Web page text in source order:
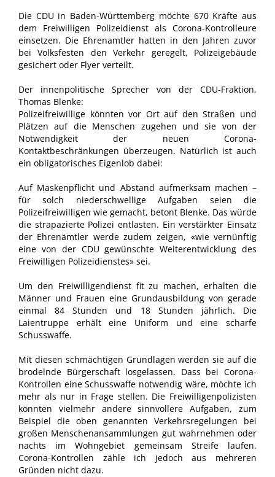
Die CDU in Baden-Württemberg möchte 670 Kräfte aus
dem Freiwilligen Polizeidienst als Corona-Kontrolleure
einsetzen. Die Ehrenamtler hatten in den Jahren zuvor
bei Volksfesten den Verkehr geregelt, Polizeigebäude
gesichert oder Flyer verteilt.
Der innenpolitische Sprecher von der CDU-Fraktion,
Thomas Blenke:
Polizeifreiwillige könnten vor Ort auf den Straßen und
Plätzen auf die Menschen zugehen und sie von der
Notwendigkeit der neuen Corona-
Kontaktbeschränkungen überzeugen. Natürlich ist auch
ein obligatorisches Eigenlob dabei:
Auf Maskenpflicht und Abstand aufmerksam machen –
für solch niederschwellige Aufgaben seien die
Polizeifreiwilligen wie gemacht, betont Blenke. Das würde
die strapazierte Polizei entlasten. Ein verstärkter Einsatz
der Ehrenämtler werde zudem zeigen, «wie vernünftig
eine von der CDU gewünschte Weiterentwicklung des
Freiwilligen Polizeidienstes» sei.
Um den Freiwilligendienst fit zu machen, erhalten die
Männer und Frauen eine Grundausbildung von gerade
einmal 84 Stunden und 18 Stunden jährlich. Die
Laientruppe erhält eine Uniform und eine scharfe
Schusswaffe.
Mit diesen schmächtigen Grundlagen werden sie auf die
brodelnde Bürgerschaft losgelassen. Dass bei Corona-
Kontrollen eine Schusswaffe notwendig wäre, möchte ich
mehr als nur in Frage stellen. Die Freiwilligenpolizisten
könnten vielmehr andere sinnvollere Aufgaben, zum
Beispiel die oben genannten Verkehrsregelungen bei
großen Menschenansammlungen gut wahrnehmen oder
nachts im Wohngebiet gemeinsam Streife laufen.
Corona-Kontrollen zähle ich jedoch aus mehreren
Gründen nicht dazu.